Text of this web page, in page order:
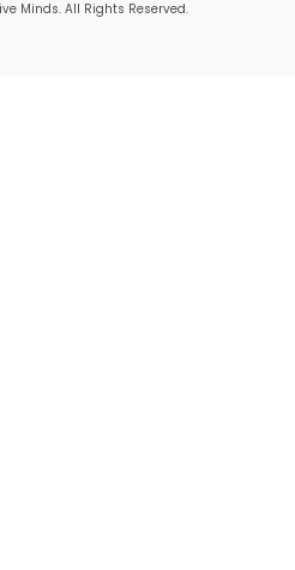
Minds. All Rights Reserved.